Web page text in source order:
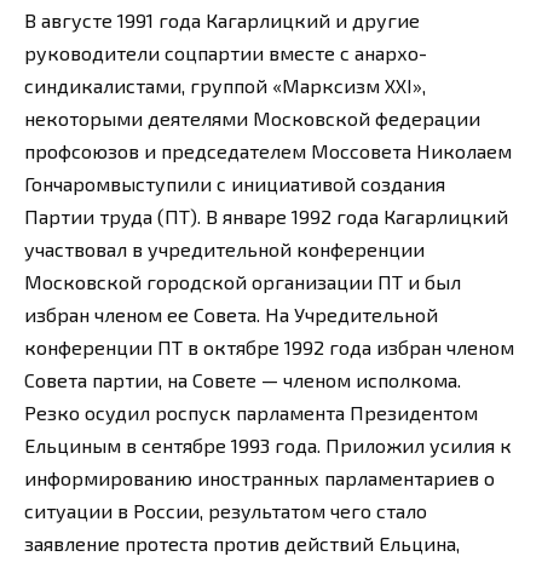
В августе 1991 года Кагарлицкий и другие
руководители соцпартии вместе с анархо-
синдикалистами, группой «Марксизм XXI»,
некоторыми деятелями Московской федерации
профсоюзов и председателем Моссовета Николаем
Гончаромвыступили с инициативой создания
Партии труда (ПТ). В январе 1992 года Кагарлицкий
участвовал в учредительной конференции
Московской городской организации ПТ и был
избран членом ее Совета. На Учредительной
конференции ПТ в октябре 1992 года избран членом
Совета партии, на Совете — членом исполкома.
Резко осудил роспуск парламента Президентом
Ельциным в сентябре 1993 года. Приложил усилия к
информированию иностранных парламентариев о
ситуации в России, результатом чего стало
заявление протеста против действий Ельцина,